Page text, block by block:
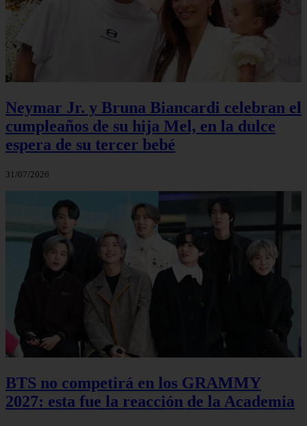
Neymar Jr. y Bruna Biancardi celebran el
cumpleaños de su hija Mel, en la dulce
espera de su tercer bebé
31/07/2026
BTS no competirá en los GRAMMY
2027: esta fue la reacción de la Academia